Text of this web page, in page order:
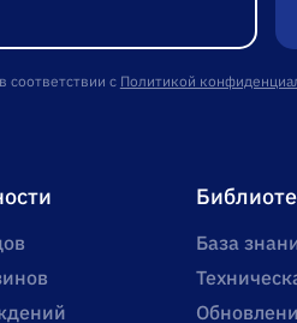
соответствии с Политикой
База